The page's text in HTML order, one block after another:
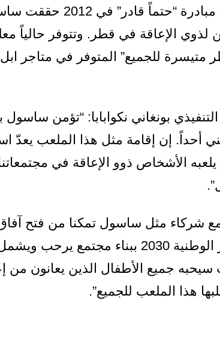
وسهولة الدخول في المجتمع
الإعاقة في قطر. وتتوفر حالياً
متيسرة للجميع” المتوفر في متاجر
بونغاني نكوابابا: “تؤمن ساسول
إن إقامة مثل هذا الملعب يعدّ
الأشخاص ذوو الإعاقة في
شركاء مثل ساسول تمكنا من فتح
من أفضل الموارد العالمية لدعم تحقيق رؤية قطر الوطنية
جميع الأطفال الذين يعانون من
هذا الملعب للجميع”.